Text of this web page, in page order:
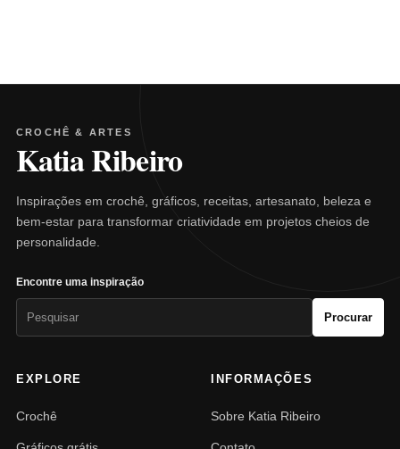
CROCHÊ & ARTES
Katia Ribeiro
Inspirações em crochê, gráficos, receitas, artesanato, beleza e
bem-estar para transformar criatividade em projetos cheios de
personalidade.
Encontre uma inspiração
Procurar
EXPLORE
Crochê
INFORMAÇÕES
Sobre Katia Ribeiro